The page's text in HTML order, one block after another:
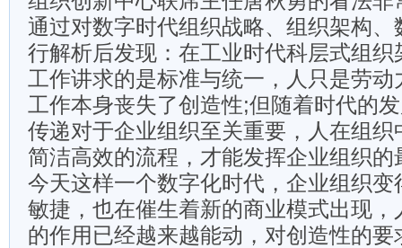
通过对数字时代组织战略、组织架构、
行解析后发现：在工业时代科层式组织
工作讲求的是标准与统一，人只是劳动
工作本身丧失了创造性;但随着时代的
传递对于企业组织至关重要，人在组织
简洁高效的流程，才能发挥企业组织的
今天这样一个数字化时代，企业组织变
敏捷，也在催生着新的商业模式出现，
的作用已经越来越能动，对创造性的要